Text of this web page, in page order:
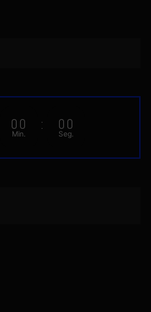
00
Min.
: 00
Seg.